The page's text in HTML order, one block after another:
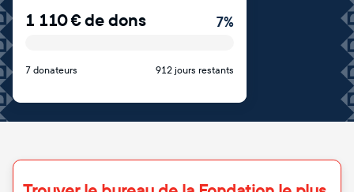
1 110€de dons 7%
7 donateurs 912 jours restants